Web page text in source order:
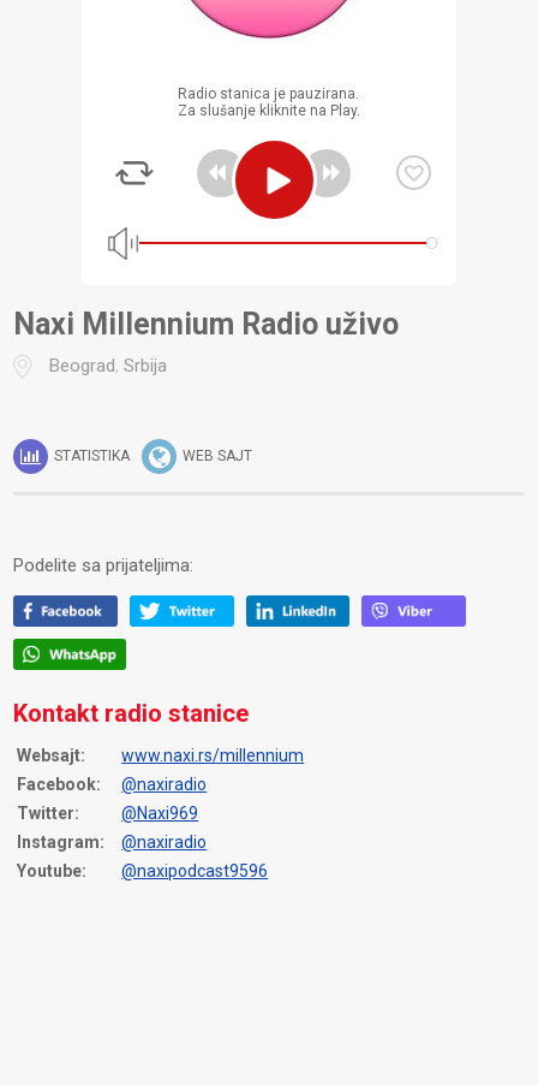
Radio stanica je pauzirana.
Za slušanje kliknite na Play.
Naxi Millennium Radio uživo
Beograd,Srbija
STATISTIKA WEB SAJT
Podelite sa prijateljima:
Kontakt radio stanice
Websajt:
www.naxi.rs/millennium
Facebook:
@naxiradio
Twitter:
@Naxi969
Instagram:
@naxiradio
Youtube:
@naxipodcast9596